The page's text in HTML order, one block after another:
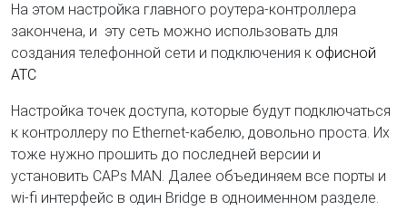
На этом настройка главного роутера-контроллера
закончена, и эту сеть можно использовать для
создания телефонной сети и подключения к офисной
АТС
Настройка точек доступа, которые будут подключаться
к контроллеру по Ethernet-кабелю, довольно проста. Их
тоже нужно прошить до последней версии и
установить CAPs MAN. Далее объединяем все порты и
wi-fi интерфейс в один Bridge в одноименном разделе.